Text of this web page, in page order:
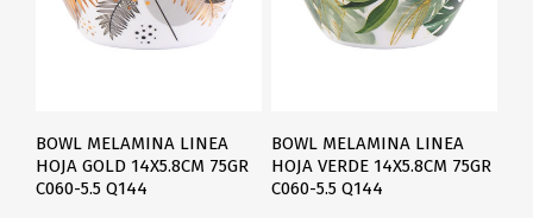
BOWL MELAMINA LINEA
HOJA GOLD 14X5.8CM 75GR
C060-5.5 Q144
BOWL MELAMINA LINEA
HOJA VERDE 14X5.8CM 75GR
C060-5.5 Q144